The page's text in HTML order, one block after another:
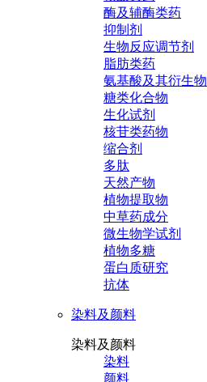
酶及辅酶类药
抑制剂
生物反应调节剂
脂肪类药
氨基酸及其衍生物
糖类化合物
生化试剂
核苷类药物
缩合剂
多肽
天然产物
植物提取物
中草药成分
微生物学试剂
植物多糖
蛋白质研究
抗体
染料及颜料
染料及颜料
染料
颜料